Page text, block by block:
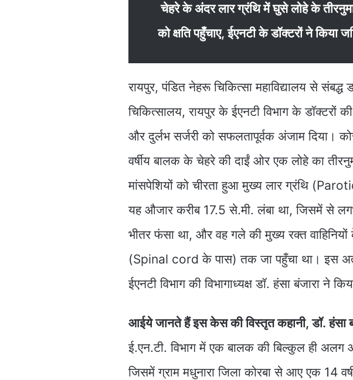
चेहरे के अंदर लार ग्रंथि में घुसे लोहे के
को क्षति पहुँचाए, ईएनटी के डॉक्टरों ने किया
रायपुर, पंडित नेहरू चिकित्सा महाविद्यालय से संबद्ध
चिकित्सालय, रायपुर के ईएनटी विभाग के डॉक्टरों
और दुर्लभ सर्जरी को सफलतापूर्वक अंजाम दिया।
वर्षीय बालक के चेहरे की दाईं ओर एक लोहे का
मांसपेशियों को चीरता हुआ मुख्य लार ग्रंथि
यह औजार करीब 17.5 से.मी. लंबा था, जिसमें से
भीतर फंसा था, और वह गले की मुख्य रक्त
(Spinal cord के पास) तक जा पहुँचा था। इस
ईएनटी विभाग की विभागाध्यक्ष डॉ. हंसा बंजारा ने
आईये जानते हैं इस केस की विस्तृत कहानी, डॉ. हंसा
ई.एन.टी. विभाग में एक बालक की बिल्कुल ही अलग
जिसमें ग्राम मधुनारा जिला कोरबा से आए एक 14